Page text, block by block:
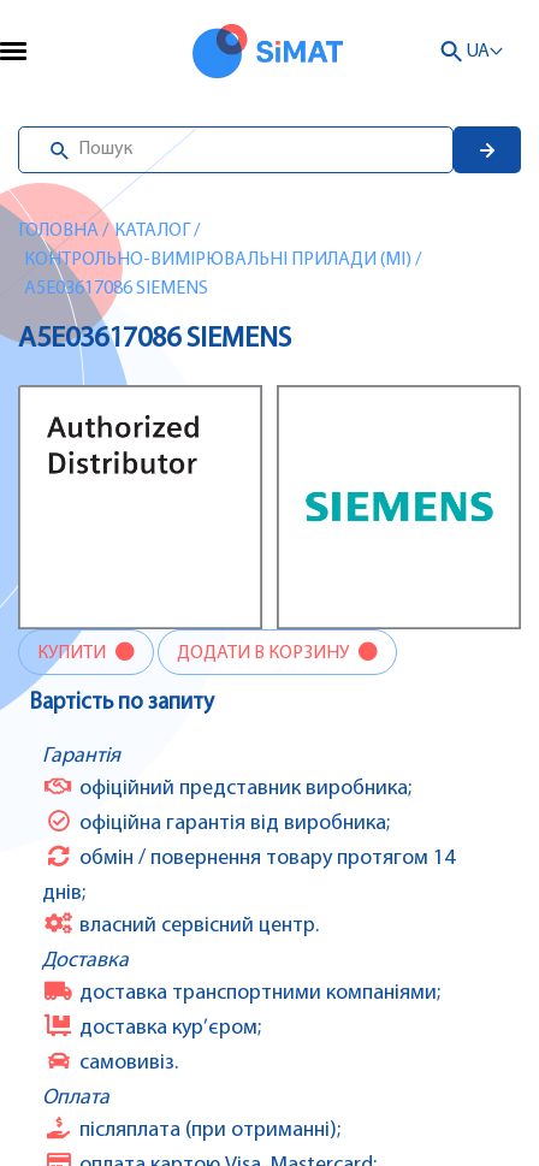
UA
ГОЛОВНА/ КАТАЛОГ /
КОНТРОЛЬНО-ВИМІРЮВАЛЬНІ ПРИЛАДИ (MI) /
A5E03617086 SIEMENS
A5E03617086 SIEMENS
КУПИТИ ДОДАТИ В КОРЗИНУ
Вартість по запиту
Гарантія
офіційний представник виробника;
офіційна гарантія від виробника;
обмін / повернення товару протягом 14
днів;
власний сервісний центр.
Доставка
доставка транспортними компаніями;
доставка кур’єром;
самовивіз.
Оплата
післяплата (при отриманні);